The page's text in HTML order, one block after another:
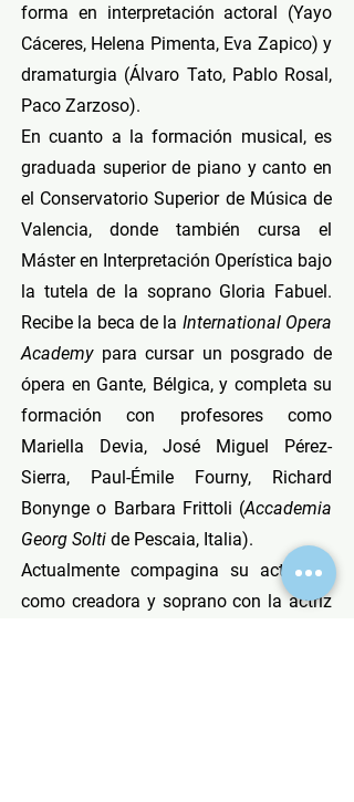
forma en interpretación actoral (Yayo
Cáceres, Helena Pimenta, Eva Zapico) y
dramaturgia (Álvaro Tato, Pablo Rosal,
Paco Zarzoso).
En cuanto a la formación musical, es
graduada superior de piano y canto en
el Conservatorio Superior de Música de
Valencia, donde también cursa el
Máster en Interpretación Operística bajo
la tutela de la soprano Gloria Fabuel.
Recibe la beca de la International Opera
Academypara cursar un posgrado de
ópera en Gante, Bélgica, y completa su
formación con profesores como
Mariella Devia, José Miguel Pérez-
Sierra, Paul-Émile Fourny, Richard
Bonynge o Barbara Frittoli (Accademia
Georg Solti de Pescaia, Italia).
Actualmente compagina su actividad
como creadora y soprano con la actriz